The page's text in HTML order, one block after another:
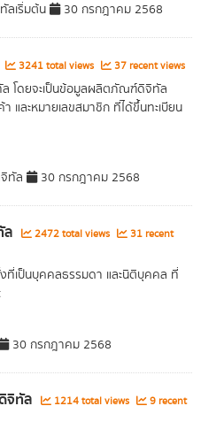
ลเริ่มต้น 30 กรกฎาคม 2568
3241 total views 37 recent views
โดยจะเป็นข้อมูลผลิตภัณฑ์ดิจิทัล
ละหมายเลขสมาชิก ที่ได้ขึ้นทะเบียน
ทัล 30 กรกฎาคม 2568
ล 2472 total views
31 recent
ที่เป็นบุคคลธรรมดา และนิติบุคคล ที่
30 กรกฎาคม 2568
จิทัล 1214 total views
9 recent